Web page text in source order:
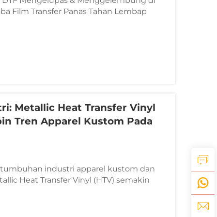
Film Transfer Panas Tahan Lembap
Banyak bengkel dan
daerah lembap, terutama saat musim
Metallic Heat Transfer Vinyl
Tren Apparel Kustom Pada
industri apparel kustom dan
Heat Transfer Vinyl (HTV) semakin
visual yang berani dan hasil akhir
kilauan seperti cermin dan tekstur